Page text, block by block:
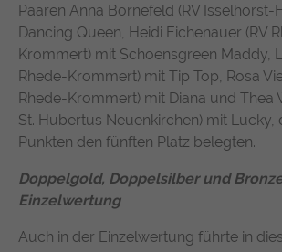
Paaren Anna Bornefeld (RV
Dancing Queen, Heidi Eichenauer (RV
Krommert) mit Schoensgreen Maddy,
Rhede-Krommert) mit Tip Top, Rosa
Rhede-Krommert) mit Diana und Thea
St. Hubertus Neuenkirchen) mit Lucky,
Punkten den fünften Platz belegten.
Doppelgold, Doppelsilber und
Einzelwertung
Auch in der Einzelwertung führte in